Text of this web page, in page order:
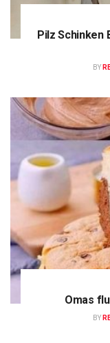
Pilz Schinken
BY
Omas
BY